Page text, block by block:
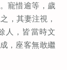
寵惜逾等，歲
，其妻注視，
人，皆當時文
，座客無敢繼